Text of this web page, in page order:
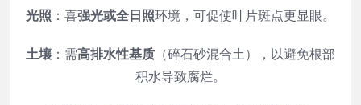
光照 ：喜强光或全日照环境，可促使叶片斑点更显眼。
土壤 ：需高排水性基质 （碎石砂混合土），以避免根部
积水导致腐烂。